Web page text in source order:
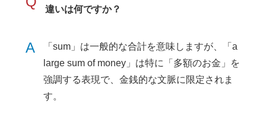
違いは何ですか？
A
「sum」は一般的な合計を意味しますが、「a
large sum of money」は特に「多額のお金」を
強調する表現で、金銭的な文脈に限定されま
す。